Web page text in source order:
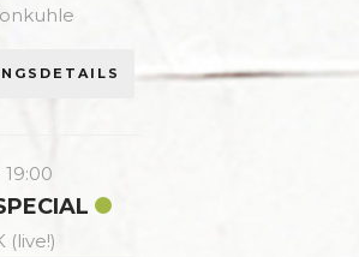
19:00
(live!)